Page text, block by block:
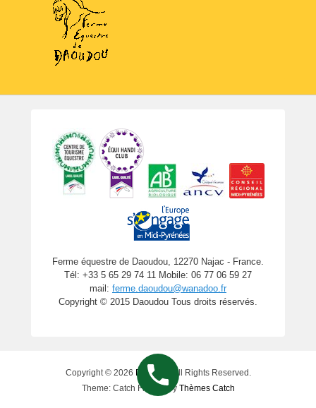
Ferme équestre de Daoudou, 12270 Najac - France.
Tél: +33 5 65 29 74 11 Mobile: 06 77 06 59 27
mail: ferme.daoudou@wanadoo.fr
Copyright © 2015 Daoudou Tous droits réservés.
Copyright © 2026 Daoudou
All Rights Reserved.
Theme: Catch Flames by Thèmes Catch